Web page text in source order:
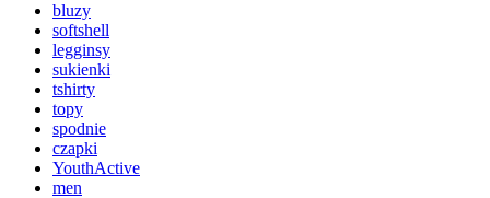
bluzy
softshell
legginsy
sukienki
tshirty
topy
spodnie
czapki
YouthActive
men